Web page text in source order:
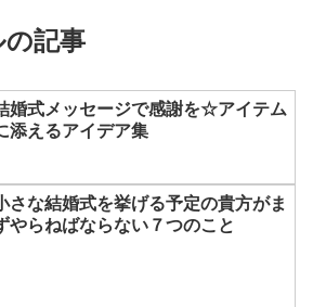
の記事
婚式メッセージで感謝を☆アイテム
添えるアイデア集
さな結婚式を挙げる予定の貴方がま
やらねばならない７つのこと